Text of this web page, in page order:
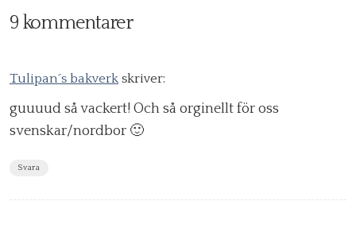
9 kommentarer
Tulipan´s bakverk skriver:
guuuud så vackert! Och så orginellt för oss
svenskar/nordbor 🙂
Svara